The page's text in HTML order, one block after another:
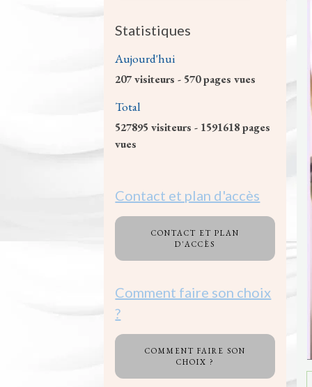
Statistiques
Aujourd'hui
207visiteurs - 570pages vues
Total
527895visiteurs - 1591618pages
vues
Contact et plan d'accès
CONTACT ET PLAN
D'ACCÈS
Comment faire son choix
?
COMMENT FAIRE SON
CHOIX ?